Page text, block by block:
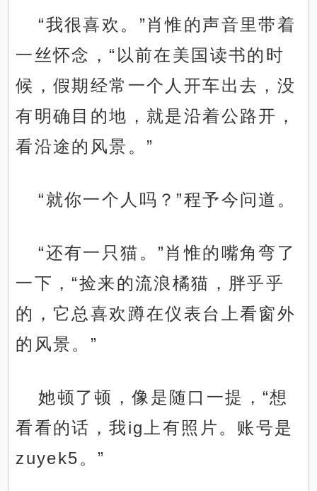
“我很喜欢。”肖惟的声音里带着
一丝怀念，“以前在美国读书的时
候，假期经常一个人开车出去，没
有明确目的地，就是沿着公路开，
看沿途的风景。”
“就你一个人吗？”程予今问道。
“还有一只猫。”肖惟的嘴角弯了
一下，“捡来的流浪橘猫，胖乎乎
的，它总喜欢蹲在仪表台上看窗外
的风景。”
她顿了顿，像是随口一提，“想
看看的话，我ig上有照片。账号是
zuyek5。”